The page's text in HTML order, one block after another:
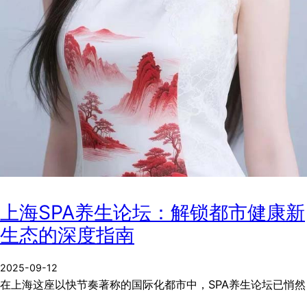
上海SPA养生论坛：解锁都市健康新
生态的深度指南
2025-09-12
在上海这座以快节奏著称的国际化都市中，SPA养生论坛已悄然